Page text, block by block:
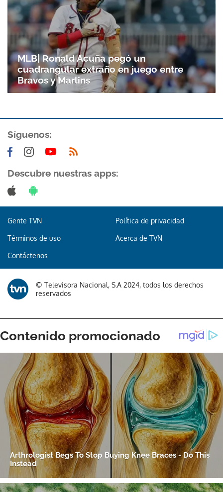
MLB| Ronald Acuña pegó un
cuadrangular extraño en juego entre
Bravos y Marlins
Síguenos:
Descubre nuestras apps:
Gente TVN Política de privacidad
Términos de uso Acerca de TVN
Contáctenos
© Televisora Nacional, S.A 2024, todos los derechos
reservados